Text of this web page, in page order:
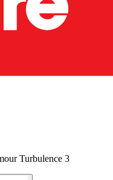
Turbulence 3